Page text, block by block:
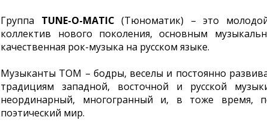
Группа TUNE-O-MATIC (Тюноматик) – это
коллектив нового поколения, основным
качественная рок-музыка на русском языке.
Музыканты TOM – бодры, веселы и постоянно
традициям западной, восточной и русской
неординарный, многогранный и, в тоже время,
поэтический мир.